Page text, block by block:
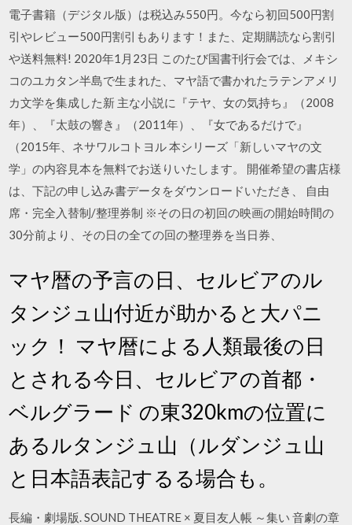
電子書籍（デジタル版）は税込み550円。今なら初回500円割
引やレビュー500円割引もあります！また、定期購読なら割引
や送料無料! 2020年1月23日 このたび国書刊行会では、メキシ
コのユカタン半島で生まれた、マヤ語で書かれたラテンアメリ
カ文学を集成した新 主な小説に『テヤ、女の気持ち』（2008
年）、『太鼓の響き』（2011年）、『女であるだけで』
（2015年、ネサワルコトヨル 本シリーズ「新しいマヤの文
学」の内容見本を無料でお送りいたします。 開催希望の書店様
は、下記の申し込み書データをダウンロードいただき、 自由
席・完全入替制/整理券制 ※その日の初回の映画の開始時間の
30分前より、その日の全ての回の整理券を当日券、
マヤ暦の予言の日、セルビアのル
タンジュ山付近が助かると大パニ
ック！ マヤ暦による人類最後の日
とされる今日、セルビアの首都・
ベルグラード の東320kmの位置に
あるルタンジュ山（ルダンジュ山
と日本語表記するる場合も。
長編・劇場版. SOUND THEATRE × 夏目友人帳 ～集い 音劇の章